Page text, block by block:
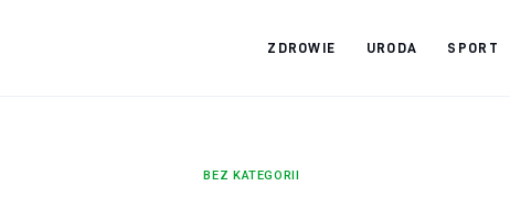
ZDROWIE URODA SPORT
BEZ KATEGORII